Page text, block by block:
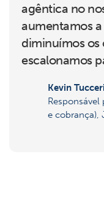
agêntica no
aumentamos
diminuímos os
escalonamos
Kevin
e cobrança),